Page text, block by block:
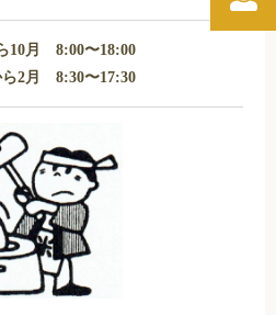
10月 8:00〜18:00
ら2月 8:30〜17:30